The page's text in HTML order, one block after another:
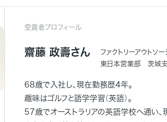
受賞者プロフィール
齋藤 政壽さん
ファクトリーアウトソ
東日本営業部 茨城
68歳で入社し、現在勤務歴4年。
趣味はゴルフと語学学習（英語）。
57歳でオーストラリアの英語学校へ通い、